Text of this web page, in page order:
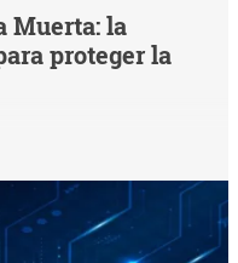
Muerta: la
proteger la